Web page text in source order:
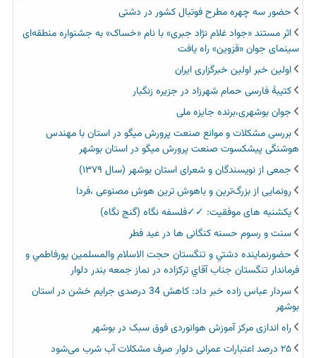
حضور سه چهره مطرح فوتبال کشور در دشتی
اثر مستند «جواد غلام نژاد جبری» با نام «خساک» به جشنواره منطقه‌ای
سینمای جوان «قزوین» راه یافت
اولین خبر اولین خبرگزاری ایران‏
کتیبۀ فارسی حمام شهرزاد در جزیره زنگبار
جوان بوشهری،برنده جایزه ملی
بررسی مشکلات و موانع صنعت پرورش میگو در استان با مهندس
هوشنگی پیشکسوت صنعت پرورش میگو در استان بوشهر
جمعی از نویسندگان و شعرای استان بوشهر (سال ۱۳۷۹)
رونمایی از بزرگ‌ترین و باهوش ترین هوش مصنوعی ،فردا
یکشنبه های موفقیت: ✓✓فلسفه نگاه (گنج نگاه)
سنت و رسوم حسنه کنگانی ها در عید فطر
حضورنماينده دشتي و تنگستان حجت الاسلام والمسلمين پورفاطمي و
فرماندار تنگستان جناب آقاي تركزاده در نماز جمعه بندر دلوار
سردار عباس زاده خبر داد: کاهش 34 درصدی جرایم خشن در استان
بوشهر
راه اندازی مرکز آموزش هوانوردی فوق سبک در بوشهر
۲۵ درصد اعتبارات عمرانی دلوار صرف مشکلات آب شرب می‌شود